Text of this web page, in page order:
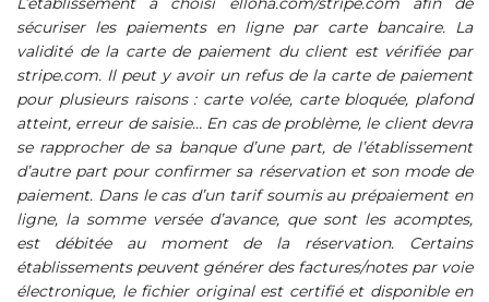
sécuriser les paiements en ligne par carte bancaire. La
validité de la carte de paiement du client est vérifiée par
stripe.com. Il peut y avoir un refus de la carte de paiement
pour plusieurs raisons : carte volée, carte bloquée, plafond
atteint, erreur de saisie… En cas de problème, le client devra
se rapprocher de sa banque d’une part, de l’établissement
d’autre part pour confirmer sa réservation et son mode de
paiement. Dans le cas d’un tarif soumis au prépaiement en
ligne, la somme versée d’avance, que sont les acomptes,
est débitée au moment de la réservation. Certains
établissements peuvent générer des factures/notes par voie
électronique, le fichier original est certifié et disponible en